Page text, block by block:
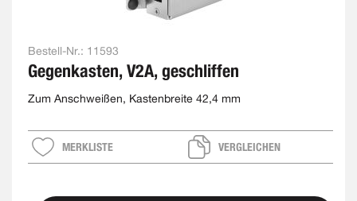
Bestell-Nr.: 11593
Gegenkasten, V2A, geschliffen
Zum Anschweißen, Kastenbreite 42,4 mm
MERKLISTE VERGLEICHEN